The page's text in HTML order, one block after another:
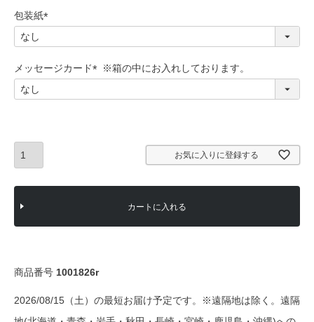
包装紙
必
メッセージカード
必
お気に入りに登録する
カートに入れる
商品番号 1001826r
2026/08/15（土）の最短お届け予定です。※遠隔地は除く。遠隔